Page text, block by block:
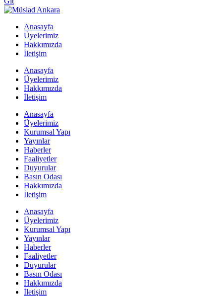
Anasayfa
Üyelerimiz
Hakkımızda
İletişim
Anasayfa
Üyelerimiz
Hakkımızda
İletişim
Anasayfa
Üyelerimiz
Kurumsal Yapı
Yayınlar
Haberler
Faaliyetler
Duyurular
Basın Odası
Hakkımızda
İletişim
Anasayfa
Üyelerimiz
Kurumsal Yapı
Yayınlar
Haberler
Faaliyetler
Duyurular
Basın Odası
Hakkımızda
İletişim